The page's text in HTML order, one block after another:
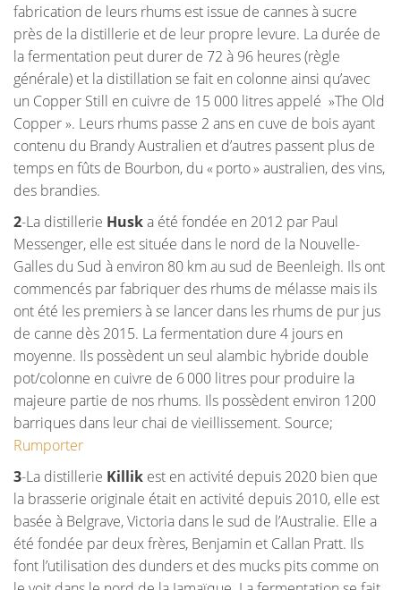
fabrication de leurs rhums est issue de cannes à sucre
près de la distillerie et de leur propre levure. La durée de
la fermentation peut durer de 72 à 96 heures (règle
générale) et la distillation se fait en colonne ainsi qu’avec
un Copper Still en cuivre de 15 000 litres appelé »The Old
Copper ». Leurs rhums passe 2 ans en cuve de bois ayant
contenu du Brandy Australien et d’autres passent plus de
temps en fûts de Bourbon, du « porto » australien, des vins,
des brandies.
2-La distillerie Huska été fondée en 2012 par Paul
Messenger, elle est située dans le nord de la Nouvelle-
Galles du Sud à environ 80 km au sud de Beenleigh. Ils ont
commencés par fabriquer des rhums de mélasse mais ils
ont été les premiers à se lancer dans les rhums de pur jus
de canne dès 2015. La fermentation dure 4 jours en
moyenne. Ils possèdent un seul alambic hybride double
pot/colonne en cuivre de 6 000 litres pour produire la
majeure partie de nos rhums. Ils possèdent environ 1200
barriques dans leur chai de vieillissement. Source;
Rumporter
3-La distillerie Killik est en activité depuis 2020 bien que
la brasserie originale était en activité depuis 2010, elle est
basée à Belgrave, Victoria dans le sud de l’Australie. Elle a
été fondée par deux frères, Benjamin et Callan Pratt. Ils
font l’utilisation des dunders et des mucks pits comme on